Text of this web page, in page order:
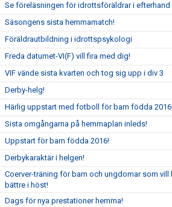
Se föreläsningen för idrottsföräldrar i efterhand
Säsongens sista hemmamatch!
Föräldrautbildning i idrottspsykologi
Freda datumet-VI(F) vill fira med dig!
VIF vände sista kvarten och tog sig upp i div 3
Derby-helg!
Härlig uppstart med fotboll för barn födda
Sista omgångarna på hemmaplan inleds!
Uppstart för barn födda 2016!
Derbykaraktär i helgen!
Coerver-träning för barn och ungdomar som vill
bättre i höst!
Dags för nya prestationer hemma!